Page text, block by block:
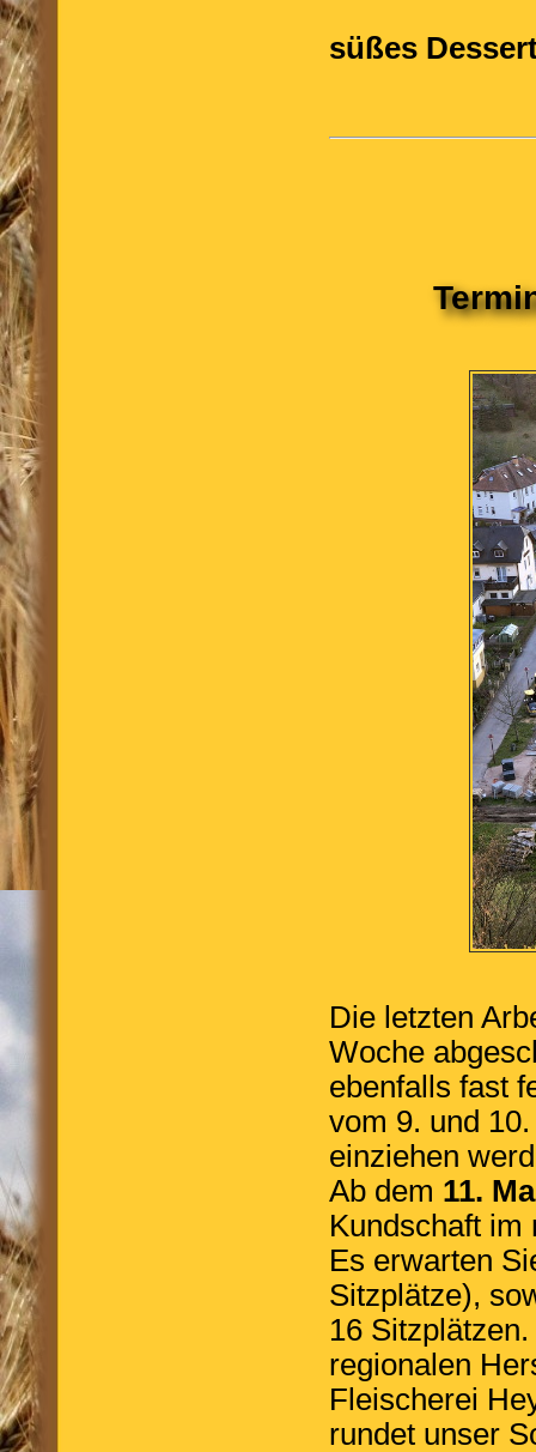
süßes
Die letzten
Woche
ebenfalls fast
vom 9. und
einziehen
Ab dem 11.
Kundschaft im
Es erwarten
Sitzplätze),
16
regionalen
Fleischerei
rundet unser